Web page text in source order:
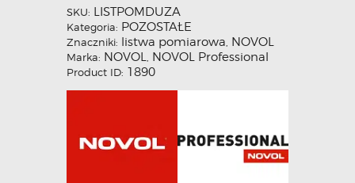
SKU: LISTPOMDUZA
Kategoria: POZOSTAŁE
Znaczniki: listwa pomiarowa, NOVOL
Marka: NOVOL, NOVOL Professional
Product ID: 1890